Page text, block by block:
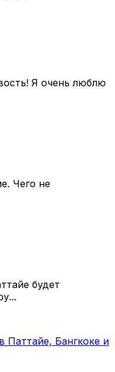
Я очень люблю
Чего не
будет
Бангкоке и